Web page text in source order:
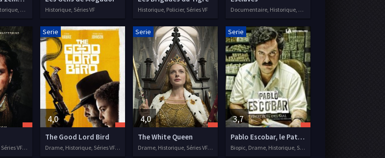
Documentaire, Historique, Séries VF, 2009 Historique, Séries VF Historique, Policier, Séries VF Documentaire, Historique, Séries VF, 2020
Drame, Historique, Séries VF, 2017
4,0
Serie
The Good Lord Bird
Drame, Historique, Séries VF, 2020
4,0
Serie
The White Queen
Drame, Historique, Séries VF, 2013
3,7
Serie
Pablo Escobar, le Patron du Mal
Biopic, Drame, Historique, Séries VF, 2012